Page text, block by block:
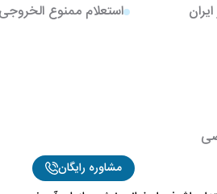
مشاوره رایگان
استعلام ممنوع